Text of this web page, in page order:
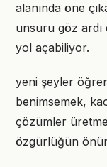
alanında öne
unsuru göz
yol açabiliyor.
yeni şeyler
benimsemek,
çözümler
özgürlüğün